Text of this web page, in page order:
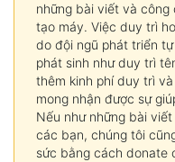
những bài viết và
tạo máy. Việc duy trì
do đội ngũ phát triển
phát sinh như duy trì
thêm kinh phí duy trì
mong nhận được sự
Nếu như những bài
các bạn, chúng tôi
sức bằng cách donate